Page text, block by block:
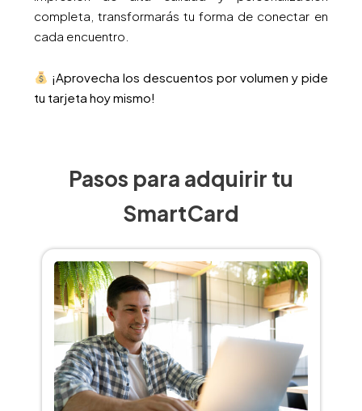
completa, transformarás tu forma de conectar en
cada encuentro.
¡Aprovecha los descuentos por volumen y pide
tu tarjeta hoy mismo!
Pasos para adquirir tu
SmartCard